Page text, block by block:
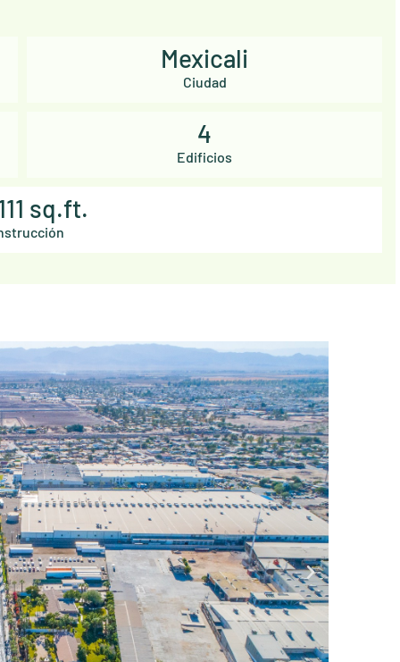
Mexicali
Ciudad
4
Edificios
sq.ft.